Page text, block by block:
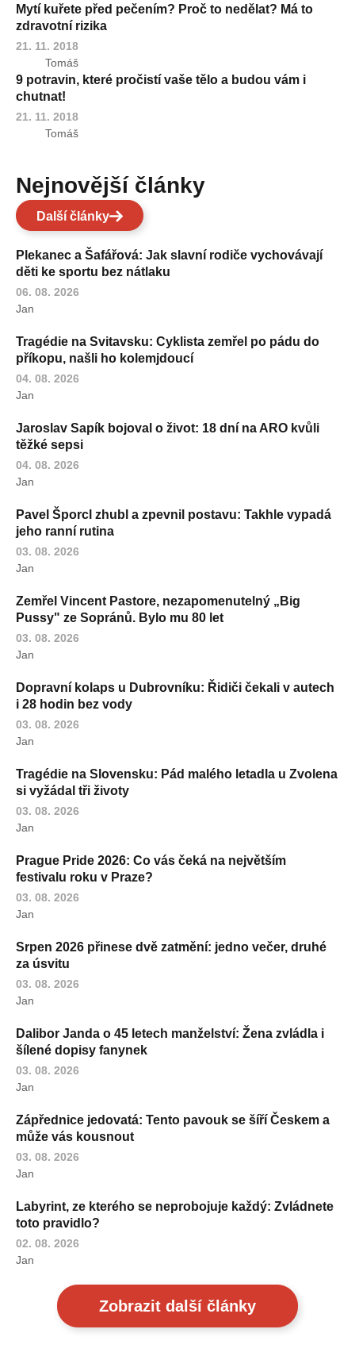
Mytí kuřete před pečením? Proč to nedělat? Má to
zdravotní rizika
21. 11. 2018
Tomáš
9 potravin, které pročistí vaše tělo a budou vám i
chutnat!
21. 11. 2018
Tomáš
Nejnovější články
Další články
Plekanec a Šafářová: Jak slavní rodiče vychovávají
děti ke sportu bez nátlaku
06. 08. 2026
Jan
Tragédie na Svitavsku: Cyklista zemřel po pádu do
příkopu, našli ho kolemjdoucí
04. 08. 2026
Jan
Jaroslav Sapík bojoval o život: 18 dní na ARO kvůli
těžké sepsi
04. 08. 2026
Jan
Pavel Šporcl zhubl a zpevnil postavu: Takhle vypadá
jeho ranní rutina
03. 08. 2026
Jan
Zemřel Vincent Pastore, nezapomenutelný „Big
Pussy" ze Sopránů. Bylo mu 80 let
03. 08. 2026
Jan
Dopravní kolaps u Dubrovníku: Řidiči čekali v autech
i 28 hodin bez vody
03. 08. 2026
Jan
Tragédie na Slovensku: Pád malého letadla u Zvolena
si vyžádal tři životy
03. 08. 2026
Jan
Prague Pride 2026: Co vás čeká na největším
festivalu roku v Praze?
03. 08. 2026
Jan
Srpen 2026 přinese dvě zatmění: jedno večer, druhé
za úsvitu
03. 08. 2026
Jan
Dalibor Janda o 45 letech manželství: Žena zvládla i
šílené dopisy fanynek
03. 08. 2026
Jan
Zápřednice jedovatá: Tento pavouk se šíří Českem a
může vás kousnout
03. 08. 2026
Jan
Labyrint, ze kterého se neprobojuje každý: Zvládnete
toto pravidlo?
02. 08. 2026
Jan
Zobrazit další články